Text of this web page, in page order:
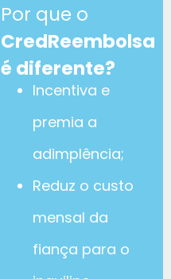
Por que o
CredReembolsa
é diferente?
Incentiva e
premia a
adimplência;
Reduz o custo
mensal da
fiança para o